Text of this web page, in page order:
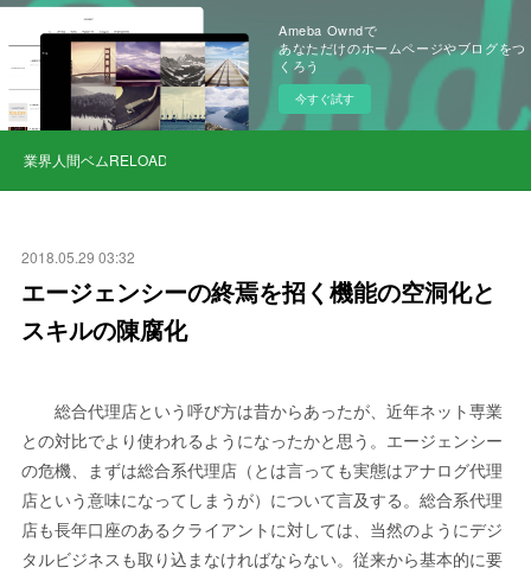
Ameba Owndで
あなただけのホームページやブログをつ
くろう
今すぐ試す
業界人間ベムRELOAD
2018.05.29 03:32
エージェンシーの終焉を招く機能の空洞化と
スキルの陳腐化
総合代理店という呼び方は昔からあったが、近年ネット専業
との対比でより使われるようになったかと思う。エージェンシー
の危機、まずは総合系代理店（とは言っても実態はアナログ代理
店という意味になってしまうが）について言及する。総合系代理
店も長年口座のあるクライアントに対しては、当然のようにデジ
タルビジネスも取り込まなければならない。従来から基本的に要